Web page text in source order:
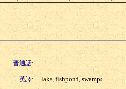
普通話:
英譯: lake, fishpond, swamps